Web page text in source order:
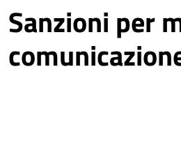
Sanzioni per